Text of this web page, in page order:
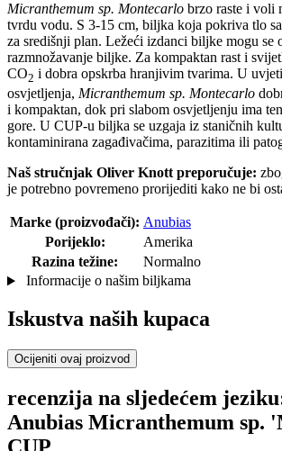
Micranthemum sp. Montecarlo brzo raste i voli
tvrdu vodu. S 3-15 cm, biljka koja pokriva tlo
za središnji plan. Ležeći izdanci biljke mogu se
razmnožavanje biljke. Za kompaktan rast i
CO2 i dobra opskrba hranjivim tvarima. U
osvjetljenja, Micranthemum sp. Montecarlo
i kompaktan, dok pri slabom osvjetljenju ima
gore. U CUP-u biljka se uzgaja iz staničnih
kontaminirana zagađivačima, parazitima ili
Naš stručnjak Oliver Knott preporučuje:
je potrebno povremeno prorijediti kako ne bi
Marke (proizvođači): Anubias
Porijeklo:
Amerika
Razina težine:
Normalno
Informacije o našim biljkama
Iskustva naših kupaca
Ocijeniti ovaj proizvod
recenzija na sljedećem
Anubias Micranthemum sp.